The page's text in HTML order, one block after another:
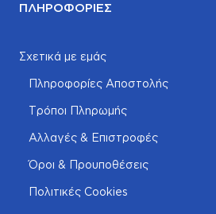
ΠΛΗΡΟΦΟΡΊΕΣ
Σχετικά με εμάς
Πληροφορίες Αποστολής
Τρόποι Πληρωμής
Αλλαγές & Επιστροφές
Όροι & Προυποθέσεις
Πολιτικές Cookies